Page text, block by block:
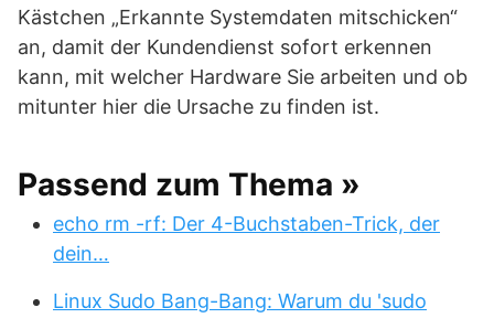
Kästchen „Erkannte Systemdaten mitschicken“
an, damit der Kundendienst sofort erkennen
kann, mit welcher Hardware Sie arbeiten und ob
mitunter hier die Ursache zu finden ist.
Passend zum Thema »
echo rm -rf: Der 4-Buchstaben-Trick, der
dein…
Linux Sudo Bang-Bang: Warum du 'sudo